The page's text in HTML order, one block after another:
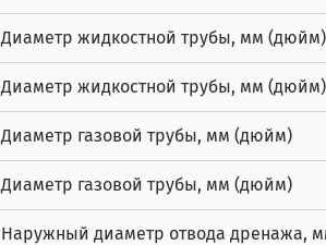
Диаметр жидкостной трубы, мм (дюйм)
Диаметр жидкостной трубы, мм (дюйм)
Диаметр газовой трубы, мм (дюйм)
Диаметр газовой трубы, мм (дюйм)
Наружный диаметр отвода дренажа,